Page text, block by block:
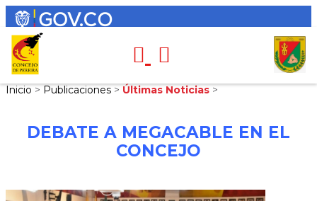
Inicio > Publicaciones > Últimas Noticias >
DEBATE A MEGACABLE EN EL
CONCEJO